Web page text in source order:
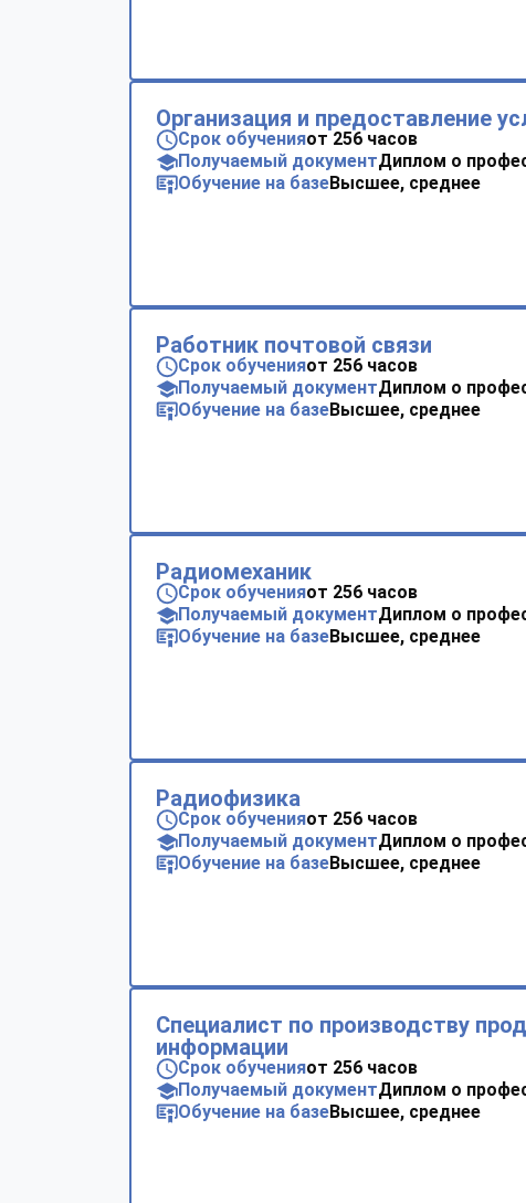
Организация и предоставление
Срок обученияот 256 часов
Получаемый документДиплом о
Обучение на базеВысшее, среднее
Работник почтовой связи
Срок обученияот 256 часов
Получаемый документДиплом о
Обучение на базеВысшее, среднее
Радиомеханик
Срок обученияот 256 часов
Получаемый документДиплом о
Обучение на базеВысшее, среднее
Радиофизика
Срок обученияот 256 часов
Получаемый документДиплом о
Обучение на базеВысшее, среднее
Специалист по производству
информации
Срок обученияот 256 часов
Получаемый документДиплом о
Обучение на базеВысшее, среднее